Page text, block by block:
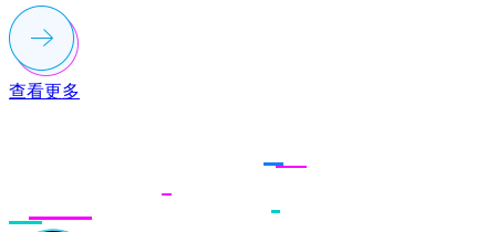
查看更多